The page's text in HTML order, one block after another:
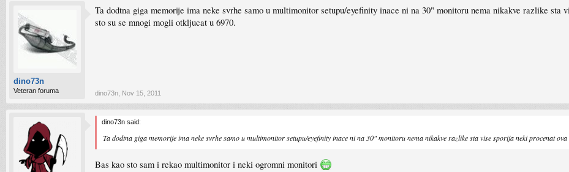
dino73n
Veteran foruma
Ta dodtna giga memorije ima neke svrhe samo u multimonitor setupu/eyefinity inace ni na 30" monitoru nema nikakve razlike sta
sto su se mnogi mogli otkljucat u 6970.
dino73n Nov 15, 2011
dino73n said:
Ta dodtna giga memorije ima neke svrhe samo u multimonitor setupu/eyefinity inace ni na 30" monitoru nema nikakve razlike sta vise sporija neki procenat
Bas kao sto sam i rekao multimonitor i neki ogromni monitori